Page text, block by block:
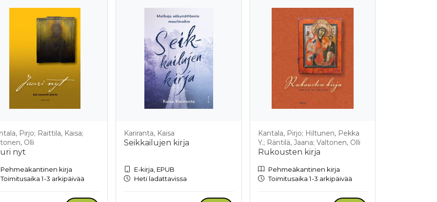
Pirjo; Raittila, Kaisa;
Olli
nyt
Pehmeäkantinen kirja
Toimitusaika 1-3 arkipäivää
Kariranta, Kaisa
Seikkailujen kirja
E-kirja, EPUB
Heti ladattavissa
Kantala, Pirjo; Hiltunen, Pekka
Y.; Räntilä, Jaana; Valtonen, Olli
Rukousten kirja
Pehmeäkantinen kirja
Toimitusaika 1-3 arkipäivää